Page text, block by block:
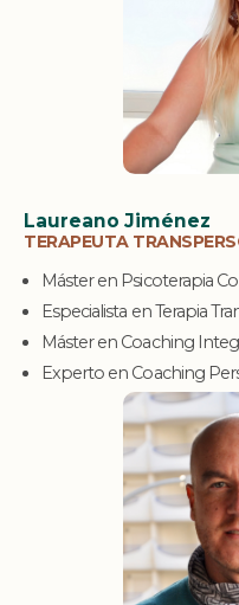
Laureano Jiménez
TERAPEUTA
Máster en Psicoterapia
Especialista en Terapia
Máster en Coaching
Experto en Coaching